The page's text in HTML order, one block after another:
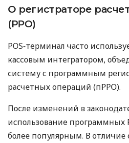
О регистраторе
(РРО)
POS-терминал часто
кассовым интегратором,
систему с программным
расчетных операций (пРРО).
После изменений в
использование программных
более популярным. В отличие